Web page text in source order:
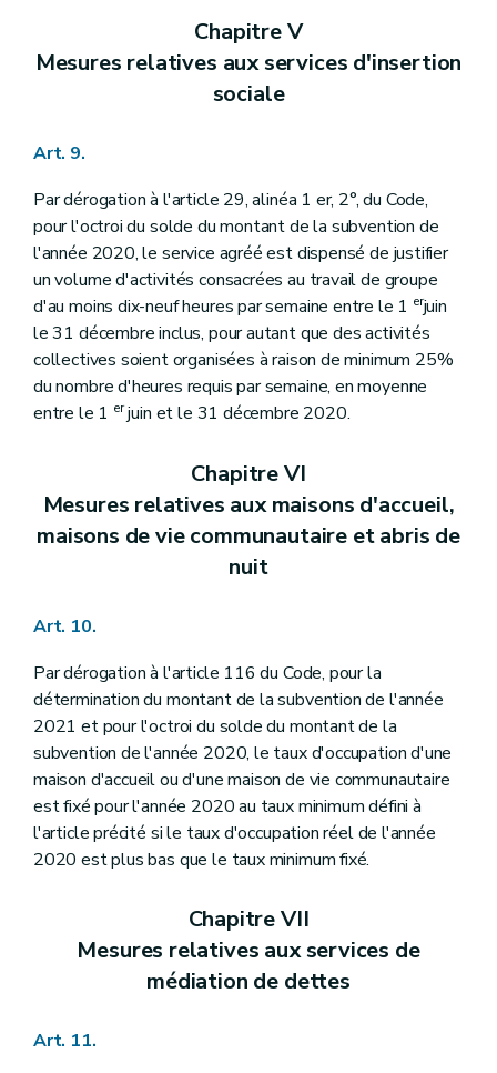
Chapitre V
Mesures relatives aux services d'insertion
sociale
Art. 9.
Par dérogation à l'article 29, alinéa 1 er, 2°, du Code,
pour l'octroi du solde du montant de la subvention de
l'année 2020, le service agréé est dispensé de justifier
un volume d'activités consacrées au travail de groupe
d'au moins dix-neuf heures par semaine entre le 1 erjuin
le 31 décembre inclus, pour autant que des activités
collectives soient organisées à raison de minimum 25%
du nombre d'heures requis par semaine, en moyenne
entre le 1 erjuin et le 31 décembre 2020.
Chapitre VI
Mesures relatives aux maisons d'accueil,
maisons de vie communautaire et abris de
nuit
Art. 10.
Par dérogation à l'article 116 du Code, pour la
détermination du montant de la subvention de l'année
2021 et pour l'octroi du solde du montant de la
subvention de l'année 2020, le taux d'occupation d'une
maison d'accueil ou d'une maison de vie communautaire
est fixé pour l'année 2020 au taux minimum défini à
l'article précité si le taux d'occupation réel de l'année
2020 est plus bas que le taux minimum fixé.
Chapitre VII
Mesures relatives aux services de
médiation de dettes
Art. 11.